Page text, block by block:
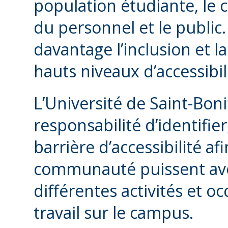
population étudiante, le
du personnel et le
davantage l’inclusion et
hauts niveaux
L’Université de Saint-
responsabilité
barrière d’accessibilité
communauté puissent
différentes activités et
travail sur le campus.